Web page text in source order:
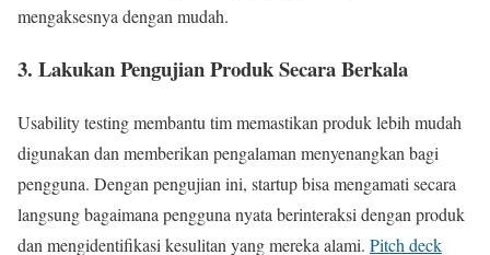
mengaksesnya dengan mudah.
3. Lakukan Pengujian Produk Secara Berkala
Usability testing membantu tim memastikan produk lebih mudah
digunakan dan memberikan pengalaman menyenangkan bagi
pengguna. Dengan pengujian ini, startup bisa mengamati secara
langsung bagaimana pengguna nyata berinteraksi dengan produk
dan mengidentifikasi kesulitan yang mereka alami. Pitch deck